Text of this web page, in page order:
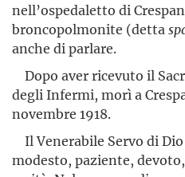
nell’ospedaletto di
broncopolmonite (detta
anche di parlare.
Dopo aver ricevuto il
degli Infermi, morì a
novembre 1918.
Il Venerabile Servo di
modesto, paziente,